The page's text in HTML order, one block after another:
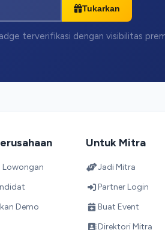
Tukarkan
terverifikasi dengan visibilitas
Lowongan
Demo
Untuk Mitra
Jadi Mitra
Partner Login
Buat Event
Direktori Mitra